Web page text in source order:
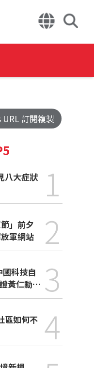
訂閱複製
1
」前夕
軍網站
2
黃仁勳觀 3
4